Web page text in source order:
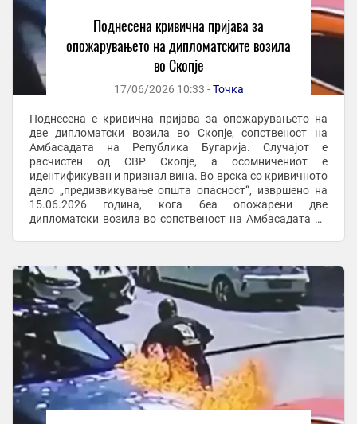
Поднесена кривична пријава за
опожарувањето на дипломатските возила
во Скопје
17/06/2026 10:33 -Точка
Поднесена е кривична пријава за опожарувањето на
две дипломатски возила во Скопје, сопственост на
Амбасадата на Република Бугарија. Случајот е
расчистен од СВР Скопје, а осомничениот е
идентификуван и признал вина. Во врска со кривичното
дело „предизвикување општа опасност“, извршено на
15.06.2026 година, кога беа опожарени две
дипломатски возила во сопственост на Амбасадата на